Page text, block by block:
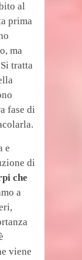
al
prima
ma
tratta
fase di
e
di
che
a
viene